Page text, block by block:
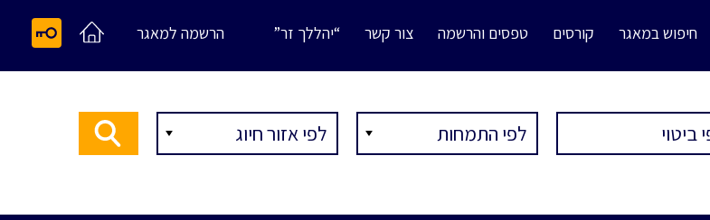
חיפוש במאגר קורסים טפסים והרשמה צור קשר “יהללך זר” הרשמה למאגר